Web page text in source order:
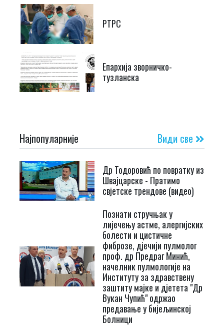
РТРС
Епархија зворничко-
тузланска
Најпопуларније Види све
Др Тодоровић по повратку из
Швајцарске - Пратимо
свјетске трендове (видео)
Познати стручњак у
лијечењу астме, алергијских
болести и цистичне
фиброзе, дјечији пулмолог
проф. др Предраг Минић,
начелник пулмологије на
Институту за здравствену
заштиту мајке и дјетета "Др
Вукан Чупић" одржао
предавање у бијељинској
Болници